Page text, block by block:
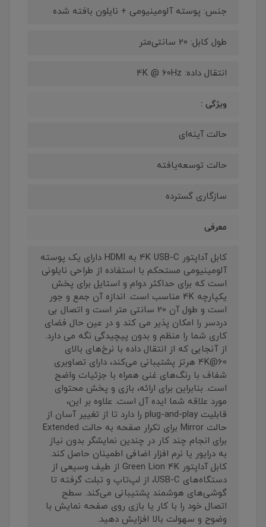
جنس: پوسته آلومینیومی + نایلون بافته شده
طول کابل: 20 سانتی‌متر
انتقال داده: 4K @ 60Hz
ویژگی :
حالت آینه‌ای
حالت توسعه‌یافته
سازگاری گسترده
معرفی
کابل آداپتور 4K USB-C به HDMI دارای یک پوسته
آلومینیومی مستحکم با استفاده از طراحی نایلونی
است که برای حداکثر دوام و استایل برای پخش
یکپارچه 4K مناسب است. اندازه آن جمع و جور
است و طول آن 20 سانتی متر است و اتصال بی
دردسر را امکان پذیر می کند و در عین حال فضای
کاری شما را منظم و بدون پیچیدگی نگه می دارد.
از آنجایی که از انتقال داده با نرخ‌های بالای
4K@60 هرتز پشتیبانی می‌کند، دارای تصاویری
شفاف با رنگ‌های غنی همراه با جزئیات واضح
است. بنابراین برای ارائه، بازی و پخش محتوای
مورد علاقه شما ایده آل است. علاوه بر این،
قابلیت plug-and-play را دارد تا از تغییر آسان از
حالت Mirror برای تکرار صفحه به حالت Extended
برای انجام چند کار در چندین نمایشگر بدون نیاز
به درایور یا نرم افزار اضافی اطمینان حاصل کند.
کابل آداپتور Green Lion 4K از طیف وسیعی از
دستگاه‌های USB-C، از لپ‌تاپ و تبلت گرفته تا
گوشی‌های هوشمند پشتیبانی می‌کند. سطح
اتصال خود را با کار یا بازی روی صفحه نمایش با
وضوح و سهولت بالا افزایش دهید.